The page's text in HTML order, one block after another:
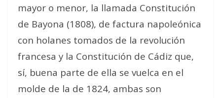
mayor o menor, la llamada Constitución
de Bayona (1808), de factura napoleónica
con holanes tomados de la revolución
francesa y la Constitución de Cádiz que,
sí, buena parte de ella se vuelca en el
molde de la de 1824, ambas son